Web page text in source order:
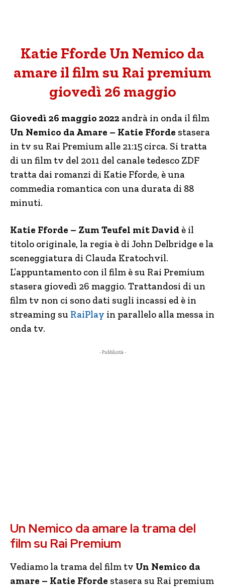
Katie Fforde Un Nemico da
amare il film su Rai premium
giovedì 26 maggio
Giovedì 26 maggio 2022 andrà in onda il film
Un Nemico da Amare – Katie Fforde stasera
in tv su Rai Premium alle 21:15 circa. Si tratta
di un film tv del 2011 del canale tedesco ZDF
tratta dai romanzi di Katie Fforde, è una
commedia romantica con una durata di 88
minuti.
Katie Fforde – Zum Teufel mit David è il
titolo originale, la regia è di John Delbridge e la
sceneggiatura di Clauda Kratochvil.
L’appuntamento con il film è su Rai Premium
stasera giovedì 26 maggio. Trattandosi di un
film tv non ci sono dati sugli incassi ed è in
streaming su RaiPlay in parallelo alla messa in
onda tv.
- Pubblicità -
Un Nemico da amare la trama del
film su Rai Premium
Vediamo la trama del film tv Un Nemico da
amare – Katie Fforde stasera su Rai premium